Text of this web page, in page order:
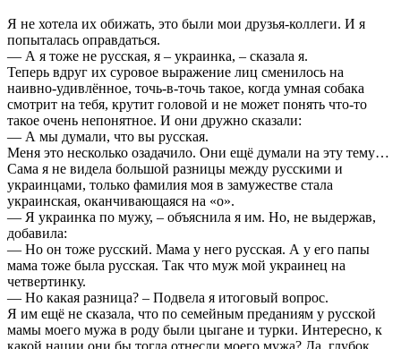
Я не хотела их обижать, это были мои друзья-коллеги. И я
попыталась оправдаться.
— А я тоже не русская, я – украинка, – сказала я.
Теперь вдруг их суровое выражение лиц сменилось на
наивно-удивлённое, точь-в-точь такое, когда умная собака
смотрит на тебя, крутит головой и не может понять что-то
такое очень непонятное. И они дружно сказали:
— А мы думали, что вы русская.
Меня это несколько озадачило. Они ещё думали на эту тему…
Сама я не видела большой разницы между русскими и
украинцами, только фамилия моя в замужестве стала
украинская, оканчивающаяся на «о».
— Я украинка по мужу, – объяснила я им. Но, не выдержав,
добавила:
— Но он тоже русский. Мама у него русская. А у его папы
мама тоже была русская. Так что муж мой украинец на
четвертинку.
— Но какая разница? – Подвела я итоговый вопрос.
Я им ещё не сказала, что по семейным преданиям у русской
мамы моего мужа в роду были цыгане и турки. Интересно, к
какой нации они бы тогда отнесли моего мужа? Да, глубок